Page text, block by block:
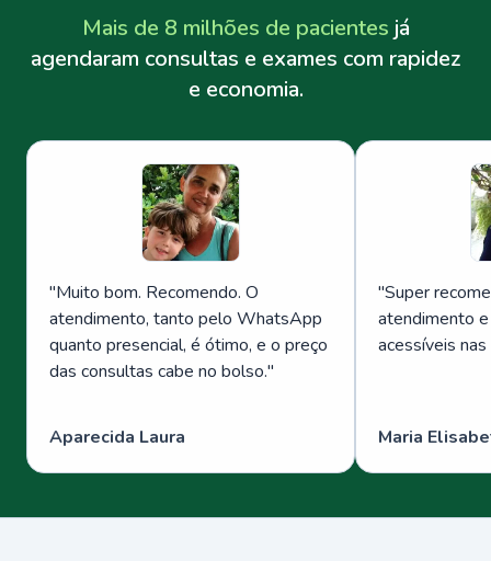
Mais de 8 milhões de pacientes já
agendaram consultas e exames com rapidez
e economia.
"Muito bom. Recomendo. O
atendimento, tanto pelo WhatsApp
quanto presencial, é ótimo, e o preço
das consultas cabe no bolso."
Aparecida Laura
"Super
atendimento
acessíveis
Maria